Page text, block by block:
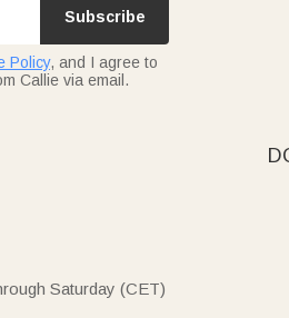
Subscribe
Policy, and I agree to
Callie via email.
Saturday (CET)